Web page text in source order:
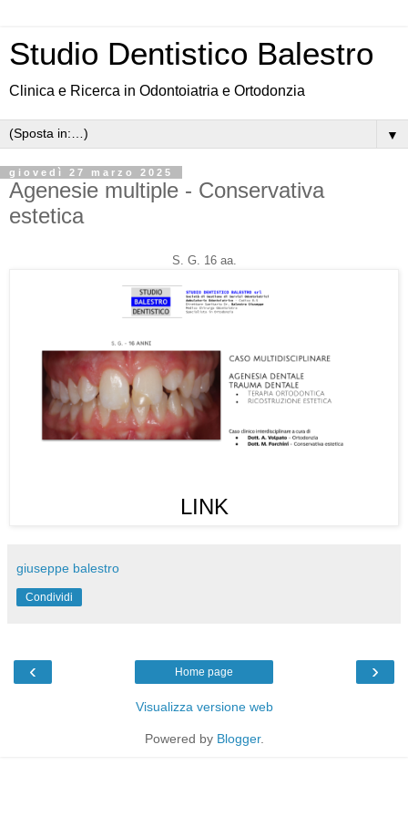
Studio Dentistico Balestro
Clinica e Ricerca in Odontoiatria e Ortodonzia
▼
giovedì 27 marzo 2025
Agenesie multiple - Conservativa
estetica
S. G. 16 aa.
LINK
giuseppe balestro
Condividi
‹ ›
Home page
Visualizza versione web
Powered by Blogger.